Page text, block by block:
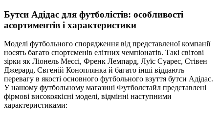
Бутси Адідас для футболістів: особливості
асортиментів і характеристики
Моделі футбольного спорядження від представленої компанії
носять багато спортсменів елітних чемпіонатів. Такі світові
зірки як Ліонель Мессі, Френк Лемпард, Луїс Суарес, Стівен
Джерард, Євгеній Коноплянка й багато інші віддають
перевагу в якості основного футбольного взуття бутси Адідас.
У нашому футбольному магазині Футболстайл представлені
фірмові високоякісні моделі, відмінні наступними
характеристиками: